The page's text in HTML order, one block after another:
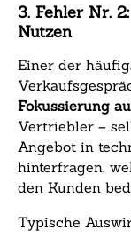
3. Fehler Nr.
Nutzen
Einer der
Fokussierung
Vertriebler –
Angebot in
hinterfragen,
den Kunden
Typische